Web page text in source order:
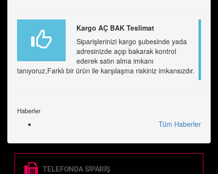
Kargo AÇ BAK Teslimat
Siparişlerinizi kargo şubesinde yada
adresinizde açıp bakarak kontrol
ederek satın alma imkanı
tanıyoruz,Farklı bir ürün ile karşılaşma riskiniz imkansızdır.
Haberler
Tüm Haberler
TELEFONDA SİPARİŞ